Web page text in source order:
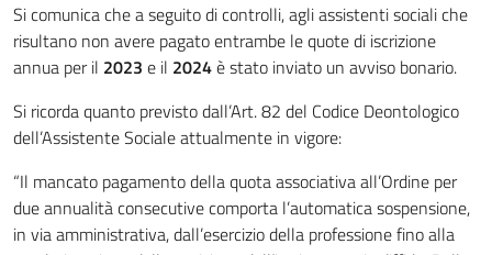
Si comunica che a seguito di controlli, agli assistenti sociali che
risultano non avere pagato entrambe le quote di iscrizione
annua per il 2023 e il 2024è stato inviato un avviso bonario.
Si ricorda quanto previsto dall’Art. 82 del Codice Deontologico
dell’Assistente Sociale attualmente in vigore:
“Il mancato pagamento della quota associativa all’Ordine per
due annualità consecutive comporta l’automatica sospensione,
in via amministrativa, dall’esercizio della professione fino alla